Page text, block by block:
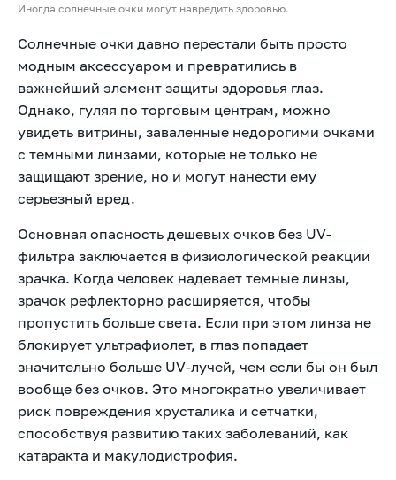
Иногда солнечные очки могут навредить здоровью.
Солнечные очки давно перестали быть просто
модным аксессуаром и превратились в
важнейший элемент защиты здоровья глаз.
Однако, гуляя по торговым центрам, можно
увидеть витрины, заваленные недорогими очками
с темными линзами, которые не только не
защищают зрение, но и могут нанести ему
серьезный вред.
Основная опасность дешевых очков без UV-
фильтра заключается в физиологической реакции
зрачка. Когда человек надевает темные линзы,
зрачок рефлекторно расширяется, чтобы
пропустить больше света. Если при этом линза не
блокирует ультрафиолет, в глаз попадает
значительно больше UV-лучей, чем если бы он был
вообще без очков. Это многократно увеличивает
риск повреждения хрусталика и сетчатки,
способствуя развитию таких заболеваний, как
катаракта и макулодистрофия.